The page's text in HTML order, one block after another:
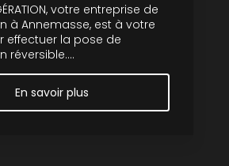
votre entreprise de
à Annemasse, est à votre
effectuer la pose de
réversible....
En savoir plus